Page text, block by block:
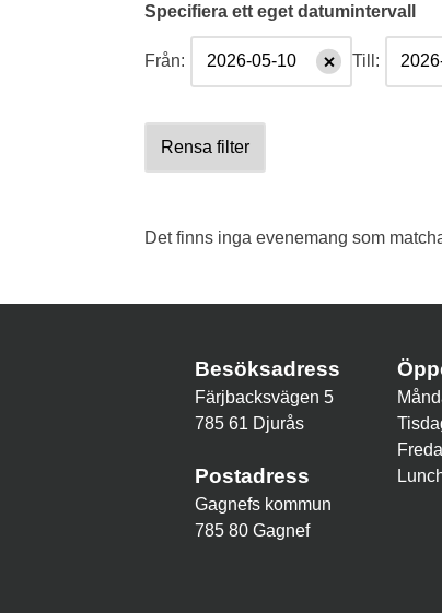
Specifiera ett eget datumintervall
Från: Till:
Rensa filter
Det finns inga evenemang som
Besöksadress
Färjbacksvägen 5
785 61 Djurås
Postadress
Gagnefs kommun
785 80 Gagnef